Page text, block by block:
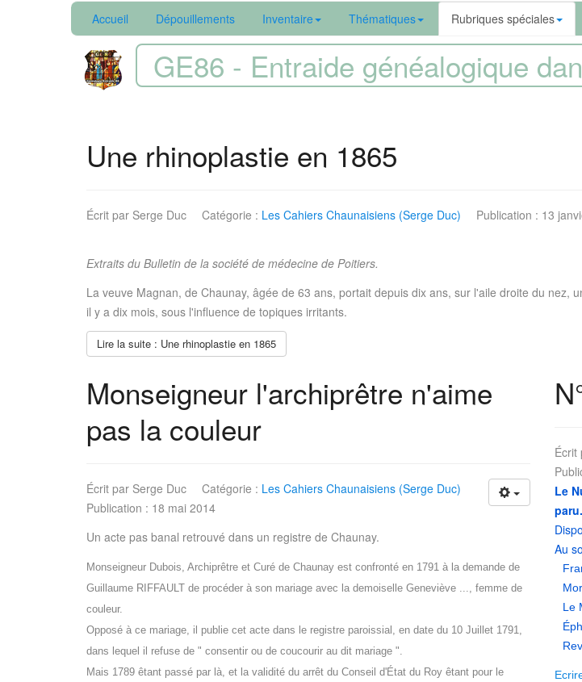
Accueil Dépouillements Inventaire Thématiques Rubriques spéciales
GE86 - Entraide généalogique
Une rhinoplastie en 1865
Écrit par Serge Duc Catégorie : Les Cahiers Chaunaisiens (Serge Duc) Publication : 13
Extraits du Bulletin de la société de médecine de Poitiers.
La veuve Magnan, de Chaunay, âgée de 63 ans, portait depuis dix ans, sur l'aile droite du
il y a dix mois, sous l'influence de topiques irritants.
Lire la suite : Une rhinoplastie en 1865
Monseigneur l'archiprêtre n'aime
pas la couleur
Écrit par Serge Duc Catégorie : Les Cahiers Chaunaisiens (Serge Duc)
Publication : 18 mai 2014
Un acte pas banal retrouvé dans un registre de Chaunay.
Monseigneur Dubois, Archiprêtre et Curé de Chaunay est confronté en 1791 à la demande de
Guillaume RIFFAULT de procéder à son mariage avec la demoiselle Geneviève ..., femme de
couleur.
Opposé à ce mariage, il publie cet acte dans le registre paroissial, en date du 10 Juillet 1791,
dans lequel il refuse de " consentir ou de coucourir au dit mariage ".
Mais 1789 êtant passé par là, et la validité du arrêt du Conseil d'État du Roy êtant pour le
Écrit
Le
paru.
Au
Le